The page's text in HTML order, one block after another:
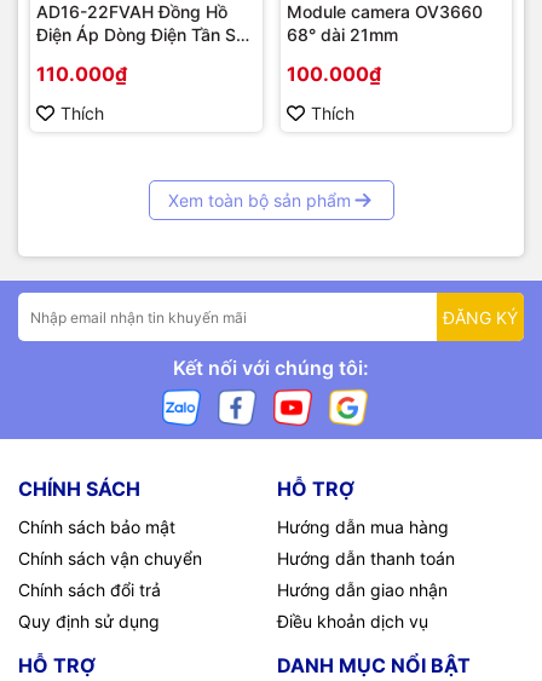
AD16-22FVAH Đồng Hồ
Điện Áp Dòng Điện Tần Số
110.000₫
Thích
Module camera OV3660
68° dài 21mm
100.000₫
Thích
Xem toàn bộ sản phẩm
ĐĂNG KÝ
Kết nối với chúng tôi:
CHÍNH SÁCH
Chính sách bảo mật
Chính sách vận chuyển
Chính sách đổi trả
Quy định sử dụng
HỖ TRỢ
Hướng dẫn mua hàng
Hướng dẫn thanh toán
Hướng dẫn giao nhận
Điều khoản dịch vụ
HỖ TRỢ DANH MỤC NỔI BẬT